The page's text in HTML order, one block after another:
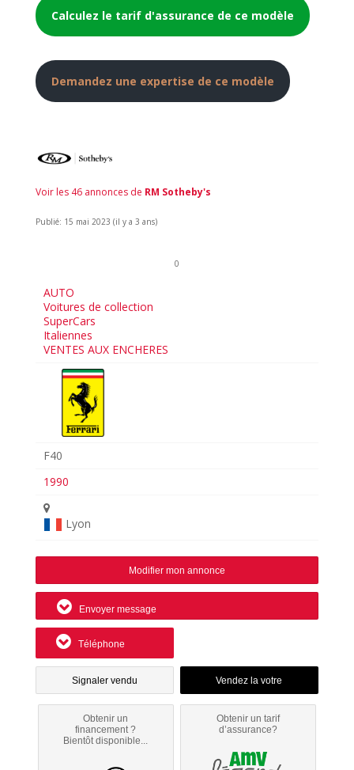
Calculez le tarif d'assurance de ce modèle
Demandez une expertise de ce modèle
Voir les 46 annonces de RM Sotheby's
Publié: 15 mai 2023 (il y a 3 ans)
0
AUTO
Voitures de collection
SuperCars
Italiennes
VENTES AUX ENCHERES
F40
1990
Lyon
Modifier mon annonce
Envoyer message
Téléphone
Signaler vendu
Obtenir un
financement ?
Bientôt disponible...
Obtenir un tarif
d’assurance?